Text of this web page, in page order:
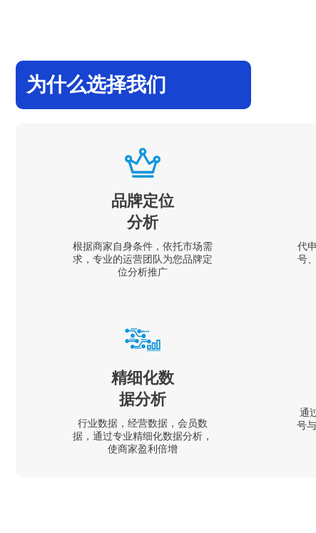
为什么选择我们
品牌定位
分析
根据商家自身条件，依托市场需
求，专业的运营团队为您品牌定
位分析推广
代
号
精细化数
据分析
行业数据，经营数据，会员数
据，通过专业精细化数据分析，
使商家盈利倍增
通
号